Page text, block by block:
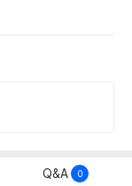
Q&A 0